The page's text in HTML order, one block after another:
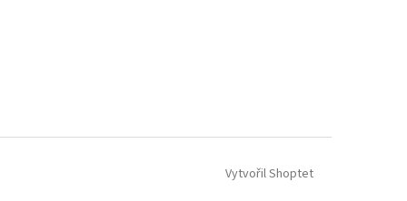
Vytvořil Shoptet